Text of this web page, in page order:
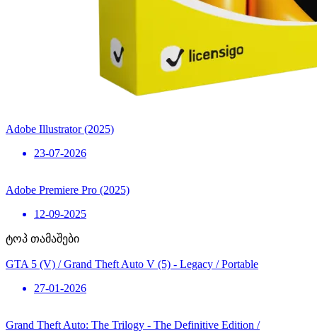
Adobe Illustrator (2025)
23-07-2026
Adobe Premiere Pro (2025)
12-09-2025
ტოპ თამაშები
GTA 5 (V) / Grand Theft Auto V (5) - Legacy / Portable
27-01-2026
Grand Theft Auto: The Trilogy - The Definitive Edition /